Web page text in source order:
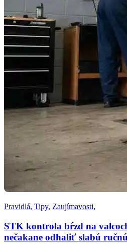
Pravidlá, Tipy, Zaujímavosti,
STK kontrola bŕzd na
nečakane odhaliť slabú